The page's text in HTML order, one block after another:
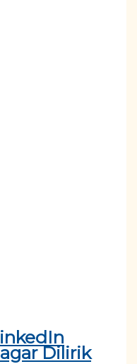
Dilirik